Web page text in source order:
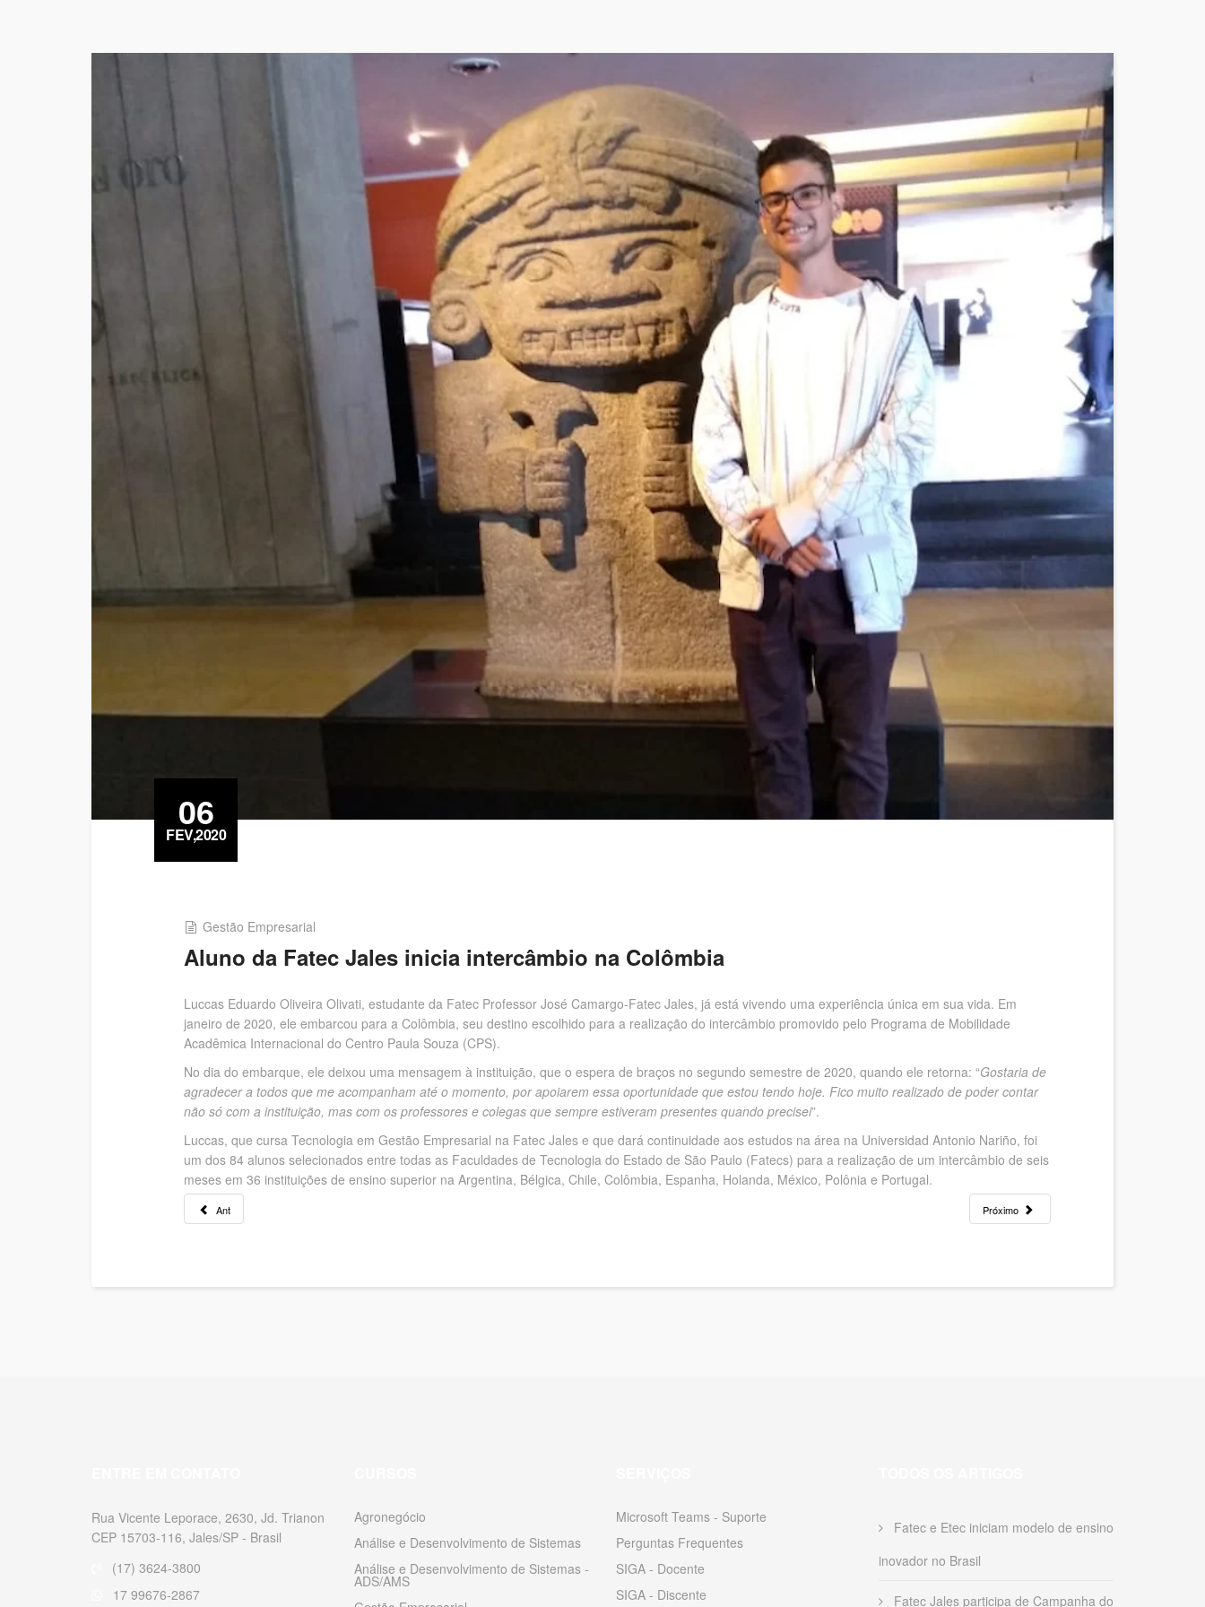
06
FEV,2020
Gestão Empresarial
Aluno da Fatec Jales inicia intercâmbio na Colômbia
Luccas Eduardo Oliveira Olivati, estudante da Fatec Professor José Camargo-Fatec Jales, já está vivendo uma experiência única em sua vida. Em
janeiro de 2020, ele embarcou para a Colômbia, seu destino escolhido para a realização do intercâmbio promovido pelo Programa de Mobilidade
Acadêmica Internacional do Centro Paula Souza (CPS).
No dia do embarque, ele deixou uma mensagem à instituição, que o espera de braços no segundo semestre de 2020, quando ele retorna: “Gostaria de
agradecer a todos que me acompanham até o momento, por apoiarem essa oportunidade que estou tendo hoje. Fico muito realizado de poder contar
não só com a instituição, mas com os professores e colegas que sempre estiveram presentes quando precisei”.
Luccas, que cursa Tecnologia em Gestão Empresarial na Fatec Jales e que dará continuidade aos estudos na área na Universidad Antonio Nariño, foi
um dos 84 alunos selecionados entre todas as Faculdades de Tecnologia do Estado de São Paulo (Fatecs) para a realização de um intercâmbio de seis
meses em 36 instituições de ensino superior na Argentina, Bélgica, Chile, Colômbia, Espanha, Holanda, México, Polônia e Portugal.
Ant Próximo
Rua Vicente Leporace, 2630, Jd. Trianon
CEP 15703-116, Jales/SP - Brasil
(17) 3624-3800
17 99676-2867
Agronegócio
Análise e Desenvolvimento de Sistemas
Análise e Desenvolvimento de Sistemas -
ADS/AMS
Microsoft Teams - Suporte
Perguntas Frequentes
SIGA - Docente
SIGA - Discente
Fatec e Etec iniciam modelo de ensino
inovador no Brasil
Fatec Jales participa de Campanha do